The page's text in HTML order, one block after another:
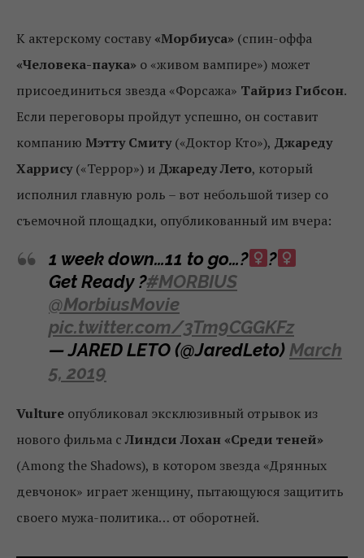
К актерскому составу «Морбиуса» (спин-оффа
«Человека-паука» о «живом вампире») может
присоединиться звезда «Форсажа» Тайриз Гибсон.
Если переговоры пройдут успешно, он составит
компанию Мэтту Смиту(«Доктор Кто»), Джареду
Харрису(«Террор») и Джареду Лето, который
исполнил главную роль – вот небольшой тизер со
съемочной площадки, опубликованный им вчера:
1 week down…11 to go…?‍
?‍
Get Ready ?#MORBIUS
@MorbiusMovie
pic.twitter.com/3Tm9CGGKFz
— JARED LETO (@JaredLeto) March
5, 2019
Vulture опубликовал эксклюзивный отрывок из
нового фильма сЛиндси Лохан «Среди теней»
(Among the Shadows), в котором звезда «Дрянных
девчонок» играет женщину, пытающуюся защитить
своего мужа-политика… от оборотней.